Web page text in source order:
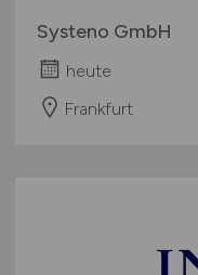
Systeno GmbH
heute
Frankfurt